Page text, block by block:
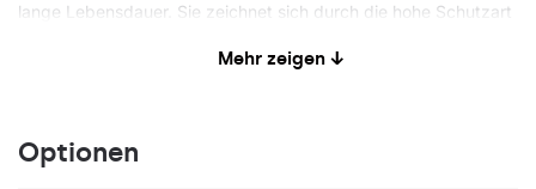
lange Lebensdauer. Sie zeichnet sich durch die hohe Schutzart
bedeutet. Die durchdachte Konstruktion gewährleistet eine sehr
Anwendungsbereiche
Mehr zeigen ↓
Optionen